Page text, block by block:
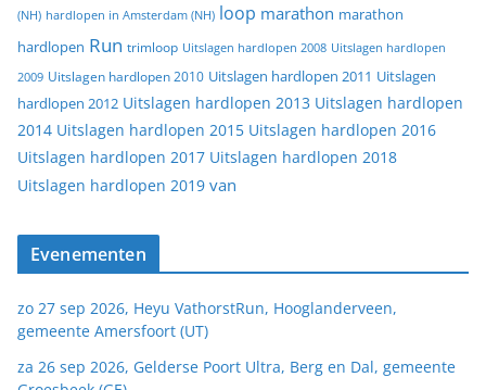
(NH) hardlopen in Amsterdam (NH) loop marathon marathon
hardlopen Run trimloop Uitslagen hardlopen 2008 Uitslagen hardlopen
2009 Uitslagen hardlopen 2010 Uitslagen hardlopen 2011 Uitslagen
hardlopen 2012 Uitslagen hardlopen 2013 Uitslagen hardlopen
2014 Uitslagen hardlopen 2015 Uitslagen hardlopen 2016
Uitslagen hardlopen 2017 Uitslagen hardlopen 2018
Uitslagen hardlopen 2019 van
Evenementen
zo 27 sep 2026, Heyu VathorstRun, Hooglanderveen,
gemeente Amersfoort (UT)
za 26 sep 2026, Gelderse Poort Ultra, Berg en Dal, gemeente